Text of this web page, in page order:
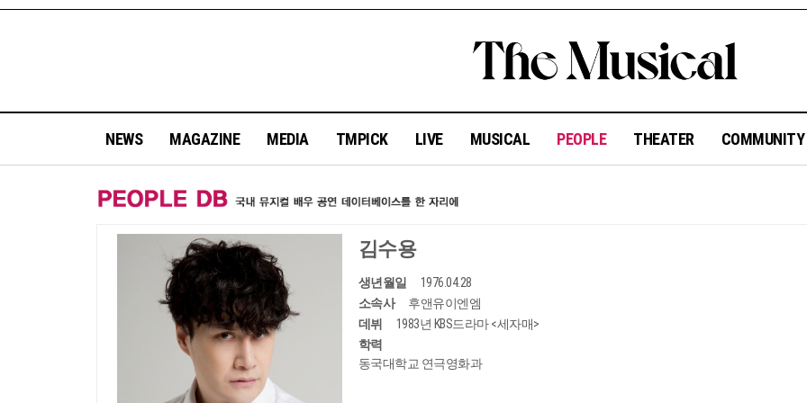
NEWS MAGAZINE MEDIA TMPICK LIVE MUSICAL PEOPLE THEATER COMMUNITY
김수용
생년월일
1976.04.28
소속사
후앤유이엔엠
데뷔
1983년 KBS드라마 <세자매>
학력
동국대학교 연극영화과